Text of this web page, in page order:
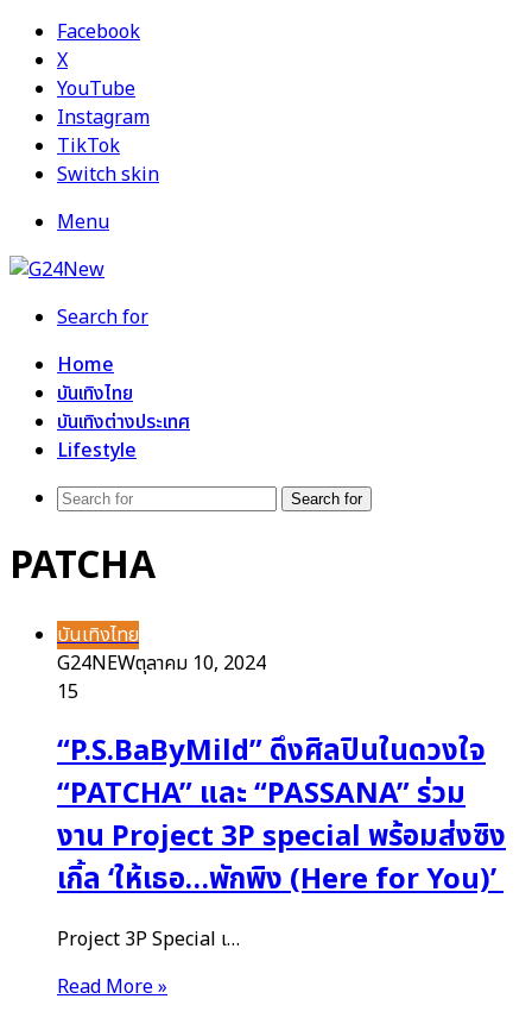
Facebook
X
YouTube
Instagram
TikTok
Switch skin
Menu
Search for
Home
บันเทิงไทย
บันเทิงต่างประเทศ
Lifestyle
Search for
PATCHA
บันเทิงไทย
G24NEWตุลาคม 10, 2024
15
“P.S.BaByMild” ดึงศิลปินในดวงใจ
“PATCHA” และ “PASSANA” ร่วม
งาน Project 3P special พร้อมส่งซิง
เกิ้ล ‘ให้เธอ…พักพิง (Here for You)’
Project 3P Special เ…
Read More »